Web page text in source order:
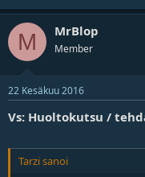
M MrBlop
Member
22 Kesäkuu 2016
Vs: Huoltokutsu /
Tarzi sanoi